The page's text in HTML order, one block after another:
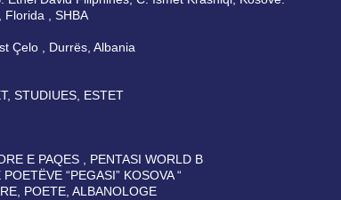
Florida , SHBA
Çelo , Durrës, Albania
STUDIUES, ESTET
E PAQES , PENTASI WORLD B
“PEGASI” KOSOVA “
POETE, ALBANOLOGE